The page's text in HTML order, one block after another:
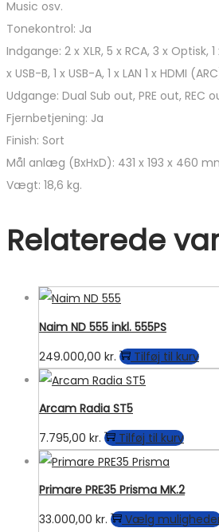
Music osv.
Tonekontrol: Ja
Indgange: 2 x XLR, 5 x RCA, 3 x Optisk, 1
x USB-B, 1 x USB-A, 1 x LAN 1 x HDMI
Udgange: Dual Sub out, PRE out, REC
Fjernbetjening: Ja
Finish: Sort
Mål anlæg (BxHxD): 431 x 193 x 460
Vægt: 18,6 kg.
Relaterede
Naim ND 555 inkl. 555PS
249.000,00 kr. Tilføj til kurv
Arcam Radia ST5
7.795,00 kr. Tilføj til kurv
Primare PRE35 Prisma MK.2
33.000,00 kr. Vælg